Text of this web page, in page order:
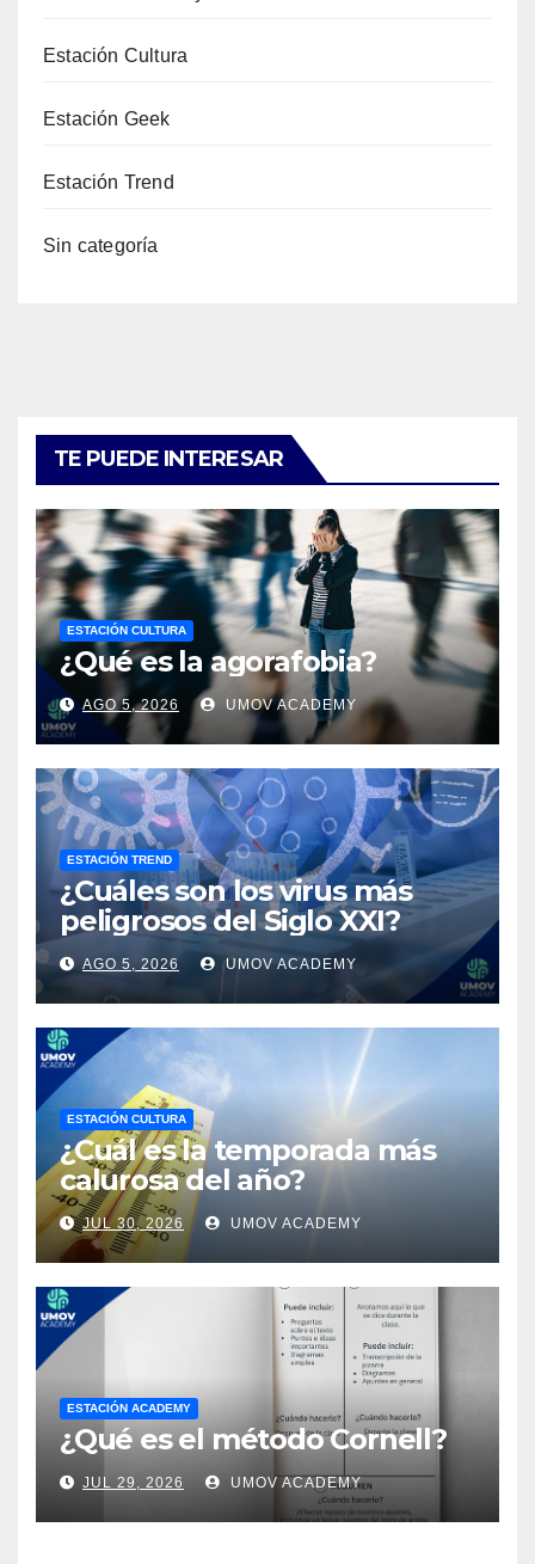
Estación Cultura
Estación Geek
Estación Trend
Sin categoría
TE PUEDE INTERESAR
ESTACIÓN CULTURA
¿Qué es la agorafobia?
AGO 5, 2026 UMOV ACADEMY
ESTACIÓN TREND
¿Cuáles son los virus más
peligrosos del Siglo XXI?
AGO 5, 2026 UMOV ACADEMY
ESTACIÓN CULTURA
¿Cuál es la temporada más
calurosa del año?
JUL 30, 2026 UMOV ACADEMY
ESTACIÓN ACADEMY
¿Qué es el método Cornell?
JUL 29, 2026 UMOV ACADEMY